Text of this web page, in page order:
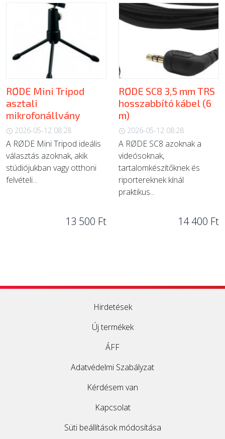
RØDE Mini Tripod
asztali
mikrofonállvány
2026-05-12 08:28
A RØDE Mini Tripod ideális
választás azoknak, akik
stúdiójukban vagy otthoni
felvételi...
13 500 Ft
RØDE SC8 3,5 mm TRS
hosszabbító kábel (6
m)
2026-05-12 08:28
A RØDE SC8 azoknak a
videósoknak,
tartalomkészítőknek és
riportereknek kínál
praktikus...
14 400 Ft
Hirdetések
Új termékek
ÁFF
Adatvédelmi Szabályzat
Kérdésem van
Kapcsolat
Süti beállítások módosítása